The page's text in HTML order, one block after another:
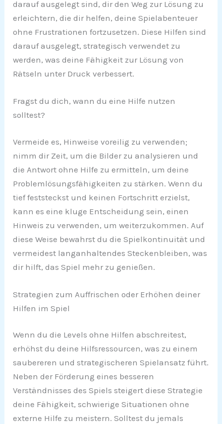
darauf ausgelegt sind, dir den Weg zur Lösung zu
erleichtern, die dir helfen, deine Spielabenteuer
ohne Frustrationen fortzusetzen. Diese Hilfen sind
darauf ausgelegt, strategisch verwendet zu
werden, was deine Fähigkeit zur Lösung von
Rätseln unter Druck verbessert.
Fragst du dich, wann du eine Hilfe nutzen
solltest?
Vermeide es, Hinweise voreilig zu verwenden;
nimm dir Zeit, um die Bilder zu analysieren und
die Antwort ohne Hilfe zu ermitteln, um deine
Problemlösungsfähigkeiten zu stärken. Wenn du
tief feststeckst und keinen Fortschritt erzielst,
kann es eine kluge Entscheidung sein, einen
Hinweis zu verwenden, um weiterzukommen. Auf
diese Weise bewahrst du die Spielkontinuität und
vermeidest langanhaltendes Steckenbleiben, was
dir hilft, das Spiel mehr zu genießen.
Strategien zum Auffrischen oder Erhöhen deiner
Hilfen im Spiel
Wenn du die Levels ohne Hilfen abschreitest,
erhöhst du deine Hilfsressourcen, was zu einem
saubereren und strategischeren Spielansatz führt.
Neben der Förderung eines besseren
Verständnisses des Spiels steigert diese Strategie
deine Fähigkeit, schwierige Situationen ohne
externe Hilfe zu meistern. Solltest du jemals